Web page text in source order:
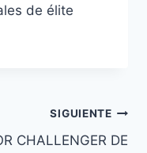
de élite
SIGUIENTE
CHALLENGER DE